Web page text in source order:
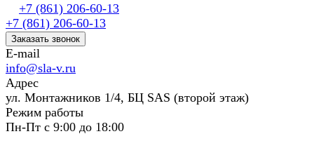
+7 (861) 206-60-13
+7 (861) 206-60-13
Заказать звонок
E-mail
info@sla-v.ru
Адрес
ул. Монтажников 1/4, БЦ SAS (второй этаж)
Режим работы
Пн-Пт с 9:00 до 18:00